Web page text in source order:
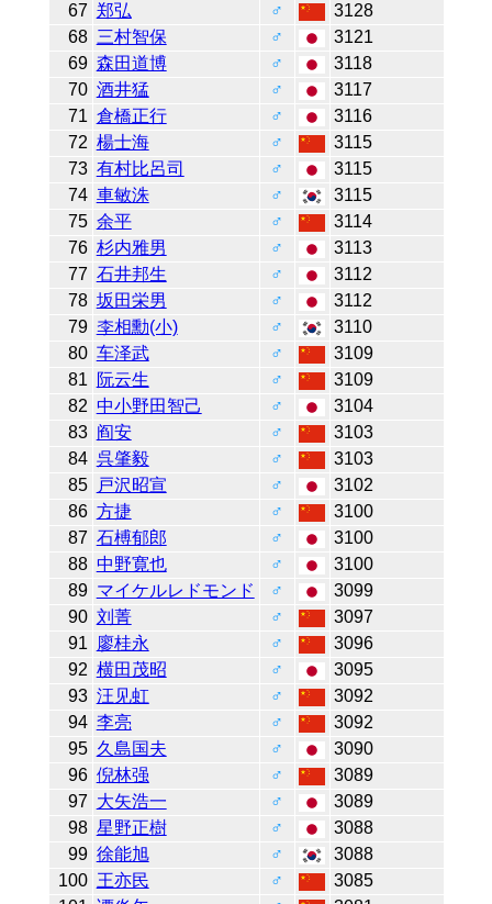
67 郑弘 ♂
3128
68 三村智保 ♂
3121
69 森田道博 ♂
3118
70 酒井猛 ♂
3117
71 倉橋正行 ♂
3116
72 楊士海 ♂
3115
73 有村比呂司 ♂
3115
74 車敏洙 ♂
3115
75 余平 ♂
3114
76 杉内雅男 ♂
3113
77 石井邦生 ♂
3112
78 坂田栄男 ♂
3112
79 李相勳(小) ♂
3110
80 车泽武 ♂
3109
81
阮云生 ♂
3109
82 中小野田智己 ♂
3104
83 阎安 ♂
3103
84 呉肇毅 ♂
3103
85
戸沢昭宣 ♂
3102
86 方捷 ♂
3100
87 石榑郁郎 ♂
3100
88 中野寛也 ♂
3100
89 マイケルレドモンド ♂
3099
90 刘菁 ♂
3097
91
廖桂永 ♂
3096
92 横田茂昭 ♂
3095
93 汪见虹 ♂
3092
94 李亮 ♂
3092
95 久島国夫 ♂
3090
96 倪林强 ♂
3089
97 大矢浩一 ♂
3089
98 星野正樹 ♂
3088
99 徐能旭 ♂
3088
100 王亦民 ♂
3085